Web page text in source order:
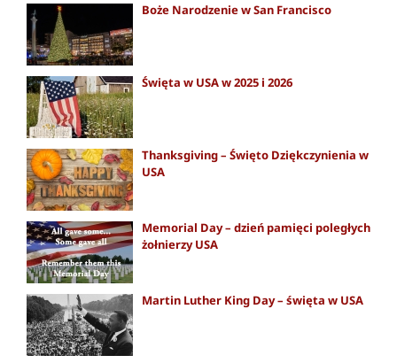
Boże Narodzenie w San Francisco
Święta w USA w 2025 i 2026
Thanksgiving – Święto Dziękczynienia w
USA
Memorial Day – dzień pamięci poległych
żołnierzy USA
Martin Luther King Day – święta w USA